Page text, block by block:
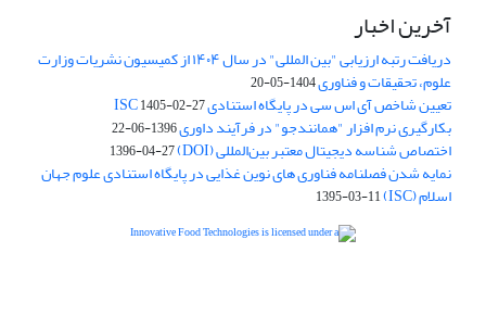
آخرین اخبار
دریافت رتبه ارزیابی "بین المللی" در سال ۱۴۰۴ از کمیسیون نشریات وزارت
علوم، تحقیقات و فناوری1404-05-20
تعیین شاخص آی اس سی در پایگاه استنادی ISC1405-02-27
بکارگیری نرم افزار "همانندجو" در فرآیند داوری1396-06-22
اختصاص شناسه دیجیتال معتبر بین‌المللی (DOI) 1396-04-27
نمایه شدن فصلنامه فناوری های نوین غذایی در پایگاه استنادی علوم جهان
اسلام (ISC) 1395-03-11